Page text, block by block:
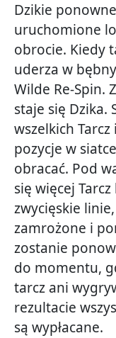
Dzikie
uruchomione
obrocie. Kiedy
uderza w
Wilde Re-Spin.
staje się Dzika.
wszelkich
pozycje w
obracać. Pod
się więcej
zwycięskie
zamrożone i
zostanie
do momentu,
tarcz ani
rezultacie
są wypłacane.